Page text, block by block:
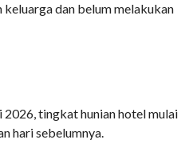
dan belum melakukan
tingkat hunian hotel mulai
hari sebelumnya.